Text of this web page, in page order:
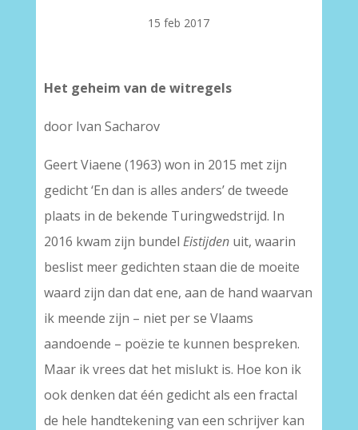
15 feb 2017
Het geheim van de witregels
door Ivan Sacharov
Geert Viaene (1963) won in 2015 met zijn
gedicht ‘En dan is alles anders’ de tweede
plaats in de bekende Turingwedstrijd. In
2016 kwam zijn bundel Eistijdenuit, waarin
beslist meer gedichten staan die de moeite
waard zijn dan dat ene, aan de hand waarvan
ik meende zijn – niet per se Vlaams
aandoende – poëzie te kunnen bespreken.
Maar ik vrees dat het mislukt is. Hoe kon ik
ook denken dat één gedicht als een fractal
de hele handtekening van een schrijver kan